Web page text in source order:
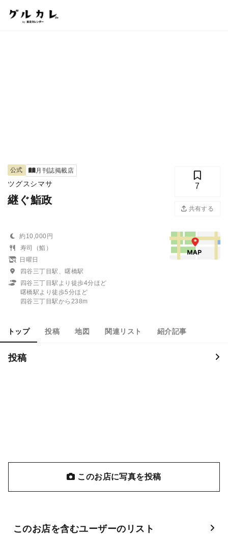
公式 月刊誌掲載店
ツグスシマサ
継ぐ鮨政
7
共有する
約10,000円
寿司（鮨）
日曜日
四谷三丁目駅、曙橋駅
四谷三丁目駅より徒歩4分ほど
曙橋駅より徒歩5分ほど
四谷三丁目駅から238m
トップ 投稿 地図 関連リスト 紹介記事
投稿
このお店に写真を投稿
このお店を含むユーザーのリスト